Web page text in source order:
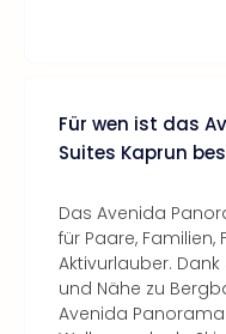
Für wen ist das
Suites Kaprun
Das Avenida
für Paare,
Aktivurlauber.
und Nähe zu
Avenida